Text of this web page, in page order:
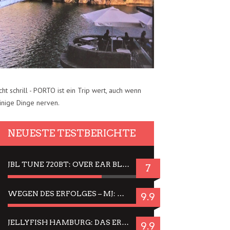
schrill - PORTO ist ein Trip wert, auch wenn
Dinge nerven.
NEUESTE TESTBERICHTE
JBL TUNE 720BT: OVER EAR BLUETOOTH KOPFHÖRER UM DIE 50,-€ IM DAUER-TEST 7
WEGEN DES ERFOLGES – MJ: MICHAEL JACKSON MUSICAL IN EINER MATINEE SEHEN 9.9
JELLYFISH HAMBURG: DAS ERFOLGREICHE SOMMER-MENÜ 2025 IN GEFÜHLEN UND BILDERN 9.9